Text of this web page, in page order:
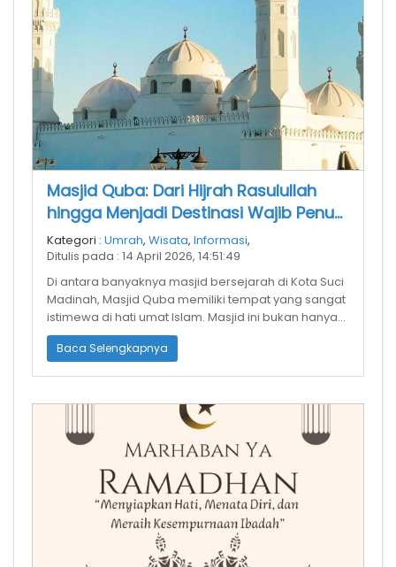
Masjid Quba: Dari Hijrah Rasulullah
hingga Menjadi Destinasi Wajib Penuh
Keutamaan
Kategori : Umrah, Wisata, Informasi,
Ditulis pada : 14 April 2026, 14:51:49
Di antara banyaknya masjid bersejarah di Kota Suci
Madinah, Masjid Quba memiliki tempat yang sangat
istimewa di hati umat Islam. Masjid ini bukan hanya
indah secara fisik, tet
Baca Selengkapnya